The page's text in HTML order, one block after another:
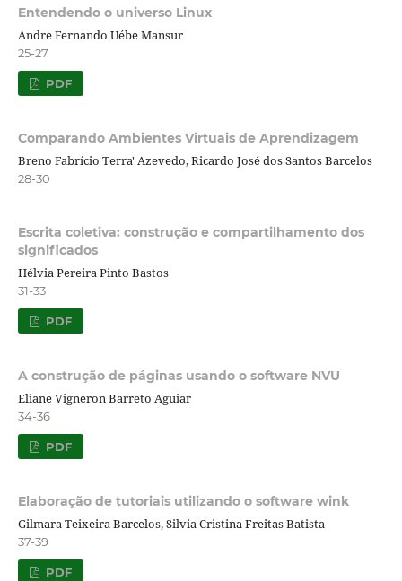
Entendendo o universo Linux
Andre Fernando Uébe Mansur
25-27
PDF
Comparando Ambientes Virtuais de Aprendizagem
Breno Fabrício Terra' Azevedo, Ricardo José dos Santos Barcelos
28-30
Escrita coletiva: construção e compartilhamento dos
significados
Hélvia Pereira Pinto Bastos
31-33
PDF
A construção de páginas usando o software NVU
Eliane Vigneron Barreto Aguiar
34-36
PDF
Elaboração de tutoriais utilizando o software wink
Gilmara Teixeira Barcelos, Silvia Cristina Freitas Batista
37-39
PDF